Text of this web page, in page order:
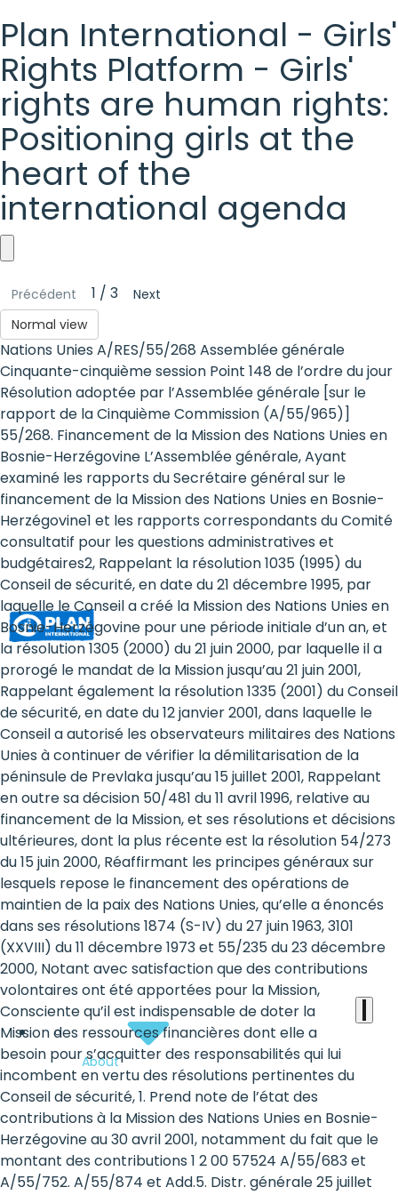
Plan International - Girls'
Rights Platform - Girls'
rights are human rights:
Positioning girls at the
heart of the
international agenda
Plan
International
-
Girls'
Rights
Platform
-
Girls'
rights
are
human
rights:
Positioning
girls
at
the
heart
of
the
international
agenda
About
Précédent 1 / 3
Next
Normal view
Nations Unies A/RES/55/268 Assemblée générale
Cinquante-cinquième session Point 148 de l’ordre du jour
Résolution adoptée par l’Assemblée générale [sur le
rapport de la Cinquième Commission (A/55/965)]
55/268. Financement de la Mission des Nations Unies en
Bosnie-Herzégovine L’Assemblée générale, Ayant
examiné les rapports du Secrétaire général sur le
financement de la Mission des Nations Unies en Bosnie-
Herzégovine1 et les rapports correspondants du Comité
consultatif pour les questions administratives et
budgétaires2, Rappelant la résolution 1035 (1995) du
Conseil de sécurité, en date du 21 décembre 1995, par
laquelle le Conseil a créé la Mission des Nations Unies en
Bosnie-Herzégovine pour une période initiale d’un an, et
la résolution 1305 (2000) du 21 juin 2000, par laquelle il a
prorogé le mandat de la Mission jusqu’au 21 juin 2001,
Rappelant également la résolution 1335 (2001) du Conseil
de sécurité, en date du 12 janvier 2001, dans laquelle le
Conseil a autorisé les observateurs militaires des Nations
Unies à continuer de vérifier la démilitarisation de la
péninsule de Prevlaka jusqu’au 15 juillet 2001, Rappelant
en outre sa décision 50/481 du 11 avril 1996, relative au
financement de la Mission, et ses résolutions et décisions
ultérieures, dont la plus récente est la résolution 54/273
du 15 juin 2000, Réaffirmant les principes généraux sur
lesquels repose le financement des opérations de
maintien de la paix des Nations Unies, qu’elle a énoncés
dans ses résolutions 1874 (S-IV) du 27 juin 1963, 3101
(XXVIII) du 11 décembre 1973 et 55/235 du 23 décembre
2000, Notant avec satisfaction que des contributions
volontaires ont été apportées pour la Mission,
Consciente qu’il est indispensable de doter la
Mission des ressources financières dont elle a
besoin pour s’acquitter des responsabilités qui lui
incombent en vertu des résolutions pertinentes du
Conseil de sécurité, 1. Prend note de l’état des
contributions à la Mission des Nations Unies en Bosnie-
Herzégovine au 30 avril 2001, notamment du fait que le
montant des contributions 1 2 00 57524 A/55/683 et
A/55/752. A/55/874 et Add.5. Distr. générale 25 juillet